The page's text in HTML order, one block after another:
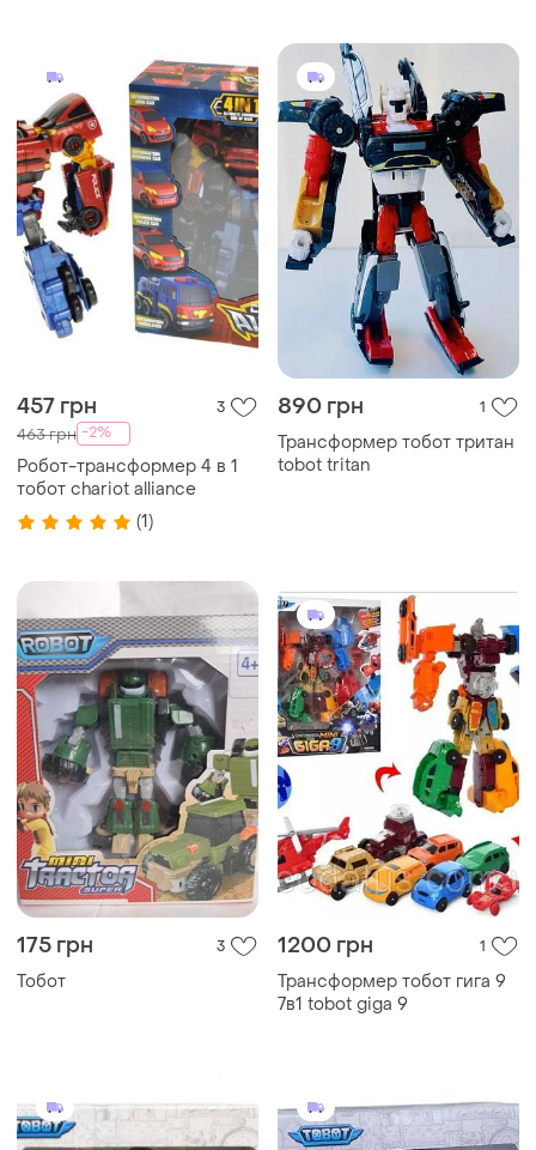
457 грн 3
463 грн -2%
Робот-трансформер 4 в 1
тобот chariot alliance
(1)
890 грн 1
Трансформер тобот тритан
tobot tritan
175 грн 3
Тобот
1200 грн 1
Трансформер тобот гига 9
7в1 tobot giga 9